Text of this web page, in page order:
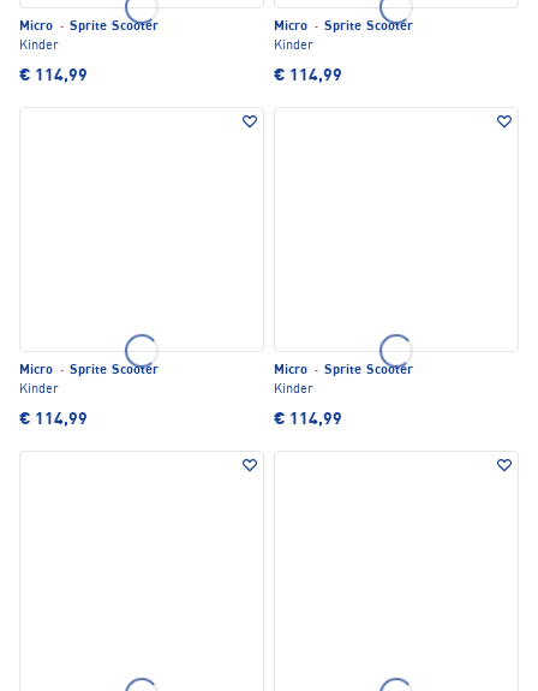
Micro · Sprite Scooter
Kinder
€ 114,99
Micro · Sprite Scooter
Kinder
€ 114,99
Micro · Sprite Scooter
Kinder
€ 114,99
Micro · Sprite Scooter
Kinder
€ 114,99